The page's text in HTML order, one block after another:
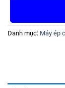
Danh mục: Máy ép